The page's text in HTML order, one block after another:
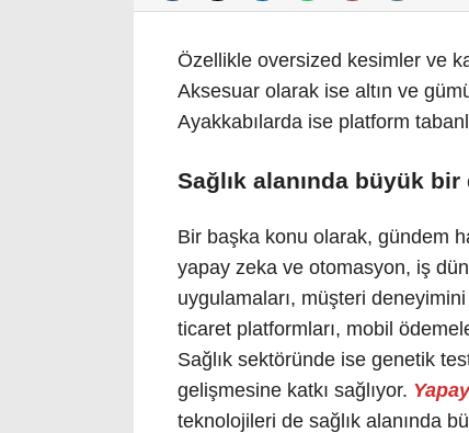
Özellikle oversized kesimler ve
Aksesuar olarak ise altın ve
Ayakkabılarda ise platform
Sağlık alanında büyük
Bir başka konu olarak, gündem
yapay zeka ve otomasyon, iş
uygulamaları, müşteri
ticaret platformları, mobil
Sağlık sektöründe ise genetik
gelişmesine katkı sağlıyor.
teknolojileri de sağlık alanında